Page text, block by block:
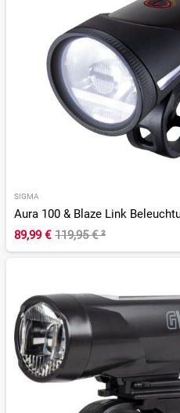
SIGMA
Aura 100 & Blaze Link
89,99 € 119,95 €²